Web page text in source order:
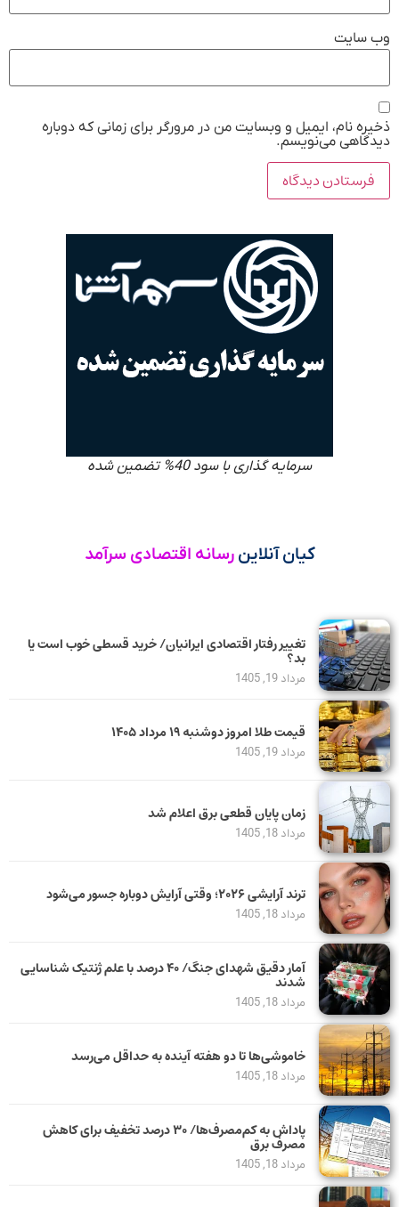
وب‌ سایت
ذخیره نام، ایمیل و وبسایت من در مرورگر برای زمانی که دوباره
دیدگاهی می‌نویسم.
سرمایه گذاری با سود 40% تضمین شده
کیان آنلاین رسانه اقتصادی سرآمد
تغییر رفتار اقتصادی ایرانیان/ خرید قسطی خوب است یا
بد؟
مرداد 19, 1405
قیمت طلا امروز دوشنبه ۱۹ مرداد ۱۴۰۵
مرداد 19, 1405
زمان پایان قطعی برق اعلام شد
مرداد 18, 1405
ترند آرایشی ۲۰۲۶؛ وقتی آرایش دوباره جسور می‌شود
مرداد 18, 1405
آمار دقیق شهدای جنگ/ ۴۰ درصد با علم ژنتیک شناسایی
شدند
مرداد 18, 1405
خاموشی‌ها تا دو هفته آینده به حداقل می‌رسد
مرداد 18, 1405
پاداش به کم‌مصرف‌ها/ ۳۰ درصد تخفیف برای کاهش
مصرف برق
مرداد 18, 1405